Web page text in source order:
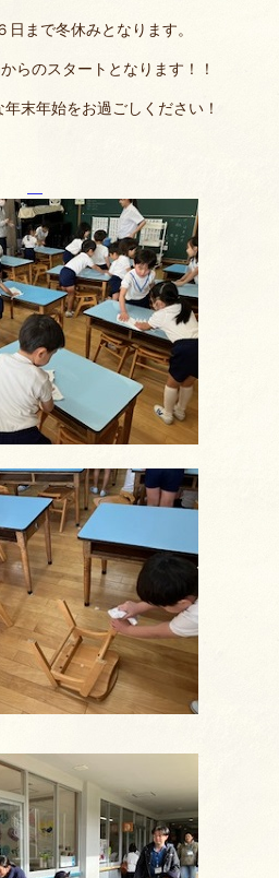
まで冬休みとなります。
らのスタートとなります！！
末年始をお過ごしください！